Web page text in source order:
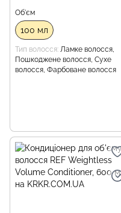
Об'єм
100 мл
Тип волосся Ламке волосся,
Пошкоджене волосся, Сухе
волосся, Фарбоване волосся